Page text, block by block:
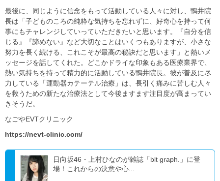
最後に、同じように信念をもって活動している人々に対し、鴨井院
長は「子どものころの純粋な気持ちを忘れずに、好奇心を持って何
事にもチャレンジしていっていただきたいと思います。『自分を信
じる』『諦めない』など大切なことはいくつもありますが、小さな
努力を長く続ける、これこそが最高の秘訣だと思います」と熱いメ
ッセージを話してくれた。どこかドライな印象もある医療業界で、
熱い気持ちを持って精力的に活動している鴨井院長。彼が普及に尽
力している「運動器カテーテル治療」は、長引く痛みに苦しむ人々
を救うための新たな治療法として今後ますます注目度が高まってい
きそうだ。
なごやEVTクリニック
https://nevt-clinic.com/
日向坂46・上村ひなのが雑誌「blt graph.」に登
場！これからの決意や心...